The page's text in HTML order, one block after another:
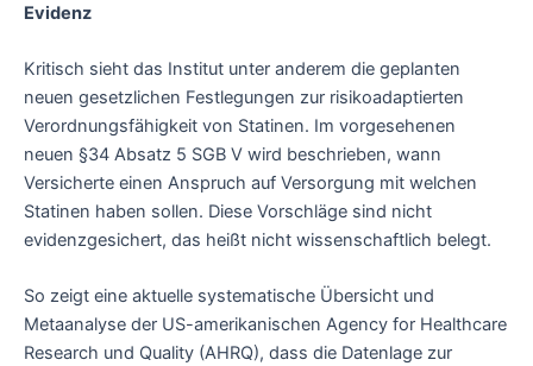
Evidenz
Kritisch sieht das Institut unter anderem die geplanten
neuen gesetzlichen Festlegungen zur risikoadaptierten
Verordnungsfähigkeit von Statinen. Im vorgesehenen
neuen §34 Absatz 5 SGB V wird beschrieben, wann
Versicherte einen Anspruch auf Versorgung mit welchen
Statinen haben sollen. Diese Vorschläge sind nicht
evidenzgesichert, das heißt nicht wissenschaftlich belegt.
So zeigt eine aktuelle systematische Übersicht und
Metaanalyse der US-amerikanischen Agency for Healthcare
Research und Quality (AHRQ), dass die Datenlage zur